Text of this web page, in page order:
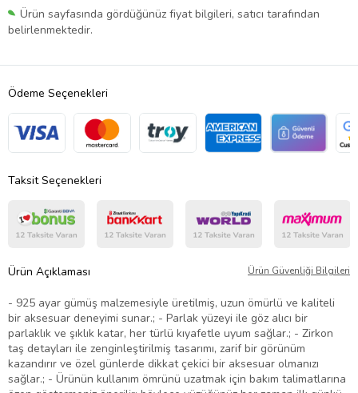
Ürün sayfasında gördüğünüz fiyat bilgileri, satıcı tarafından
belirlenmektedir.
Ödeme Seçenekleri
Taksit Seçenekleri
Ürün Açıklaması Ürün Güvenliği Bilgileri
- 925 ayar gümüş malzemesiyle üretilmiş, uzun ömürlü ve kaliteli
bir aksesuar deneyimi sunar.; - Parlak yüzeyi ile göz alıcı bir
parlaklık ve şıklık katar, her türlü kıyafetle uyum sağlar.; - Zirkon
taş detayları ile zenginleştirilmiş tasarımı, zarif bir görünüm
kazandırır ve özel günlerde dikkat çekici bir aksesuar olmanızı
sağlar.; - Ürünün kullanım ömrünü uzatmak için bakım talimatlarına